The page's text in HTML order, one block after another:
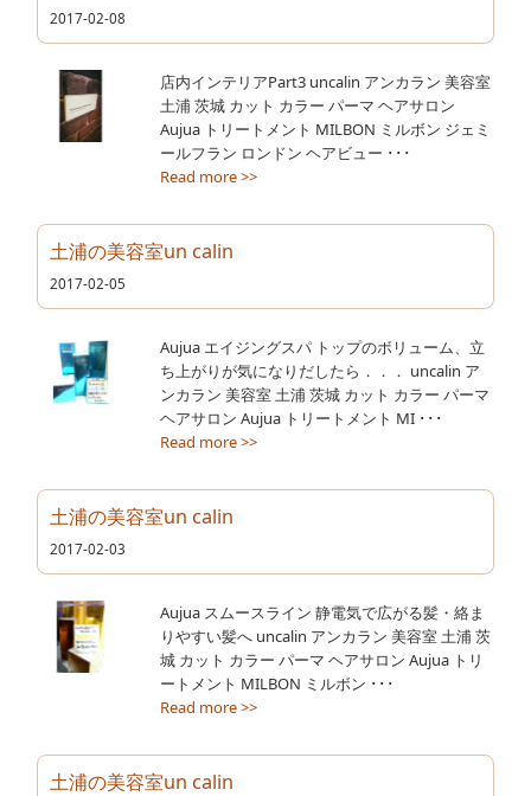
2017-02-08
店内インテリアPart3 uncalin アンカラン 美容室
土浦 茨城 カット カラー パーマ ヘアサロン
Aujua トリートメント MILBON ミルボン ジェミ
ールフラン ロンドン ヘアビュー ･･･
Read more >>
土浦の美容室un calin
2017-02-05
Aujua エイジングスパ トップのボリューム、立
ち上がりが気になりだしたら．．． uncalin ア
ンカラン 美容室 土浦 茨城 カット カラー パーマ
ヘアサロン Aujua トリートメント MI ･･･
Read more >>
土浦の美容室un calin
2017-02-03
Aujua スムースライン 静電気で広がる髪・絡ま
りやすい髪へ uncalin アンカラン 美容室 土浦 茨
城 カット カラー パーマ ヘアサロン Aujua トリ
ートメント MILBON ミルボン ･･･
Read more >>
土浦の美容室un calin